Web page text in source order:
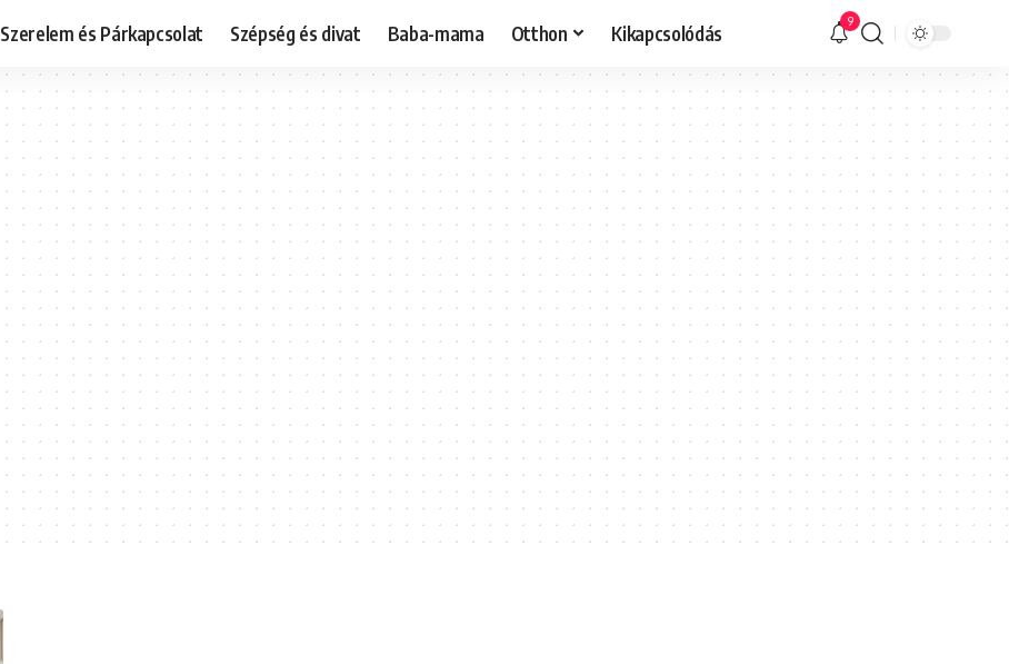
Szerelem és Párkapcsolat Szépség és divat Baba-mama Otthon Kikapcsolódás 9